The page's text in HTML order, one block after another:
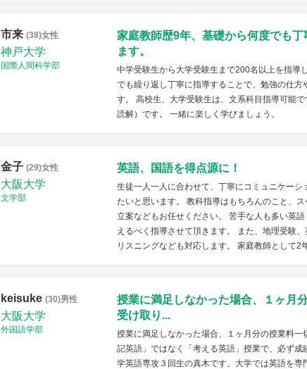
市来 (38)女性
神戸大学
国際人間科学部
家庭教師歴9年、基礎から何度でも丁
ます。
中学受験生から大学受験生まで200名以上を指導
でも繰り返し丁寧に指導することで、勉強の仕方
す。 高校生、大学受験生は、文系科目指導可能で
読解）です。 一緒に楽しく学びましょう。
金子 (29)女性
大阪大学
文学部
英語、国語を得点源に！
生徒一人一人に合わせて、丁寧にコミュニケーシ
たいと思います。 教科指導はもちろんのこと、
立案などもお任せください。 苦手な人も多い英
えるべく指導させて頂きます。 また、地理受験
リスニングなども対応します。 家庭教師として2
keisuke (30)男性
大阪大学
外国語学部
授業に満足しなかった場合、１ヶ月
受け取り...
授業に満足しなかった場合、１ヶ月分の授業料一
記英語」ではなく「考える英語」授業で、必ず成
学英語専攻３回生の真木です。大学では英語を専